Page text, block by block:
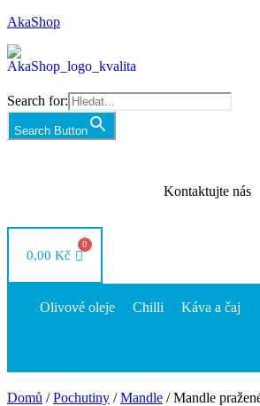
AkaShop
Search for:
Search Button
Kontaktujte nás
0,00 Kč
Olivové oleje Chilli Káva a čaj
Domů /Pochutiny /Mandle / Mandle